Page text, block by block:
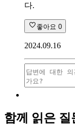
다.
좋아요 0
2024.09.16
함께 읽은 질